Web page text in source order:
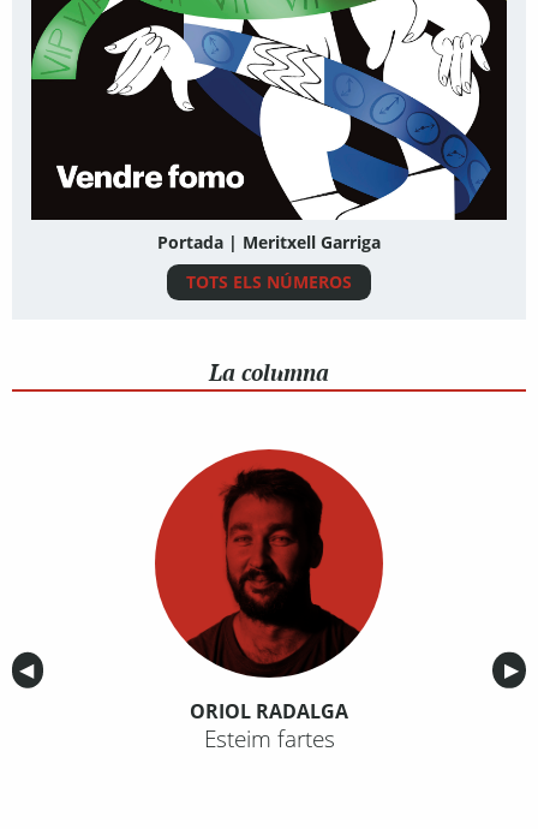
Portada | Meritxell Garriga
TOTS ELS NÚMEROS
La columna
Anterior
◀︎ ▶︎
ORIOL RADALGA
Esteim fartes